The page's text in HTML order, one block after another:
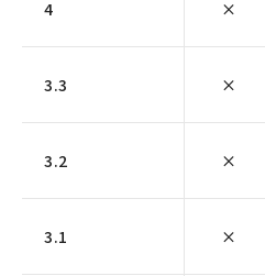
4 ×
3.3 ×
3.2 ×
3.1 ×